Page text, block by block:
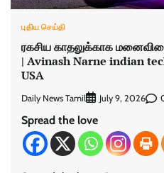
புதிய செய்தி
ரகசிய காதலுக்காக
| Avinash Narne indian
USA
Daily News Tamil July 9, 2026
Spread the love